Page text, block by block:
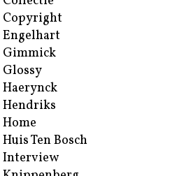
Copyright
Engelhart
Gimmick
Glossy
Haerynck
Hendriks
Home
Huis Ten Bosch
Interview